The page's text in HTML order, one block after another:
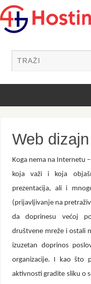
Web dizajn
Koga nema na Internetu
koja važi i koja
prezentacija, ali i
(prijavljivanje na
da doprinesu većoj
društvene mreže i ostali
izuzetan doprinos
organizacije. I kao što
aktivnosti gradite sliku o